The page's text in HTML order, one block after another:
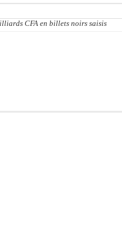
de la jeunesse et des
bénéficie de trois nouveaux
CFA en billets noirs saisis